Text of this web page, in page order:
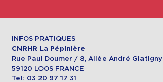
INFOS PRATIQUES
CNRHR La Pépinière
Rue Paul Doumer / 8, Allée André Glatigny
59120 LOOS FRANCE
Tel: 03 20 97 17 31